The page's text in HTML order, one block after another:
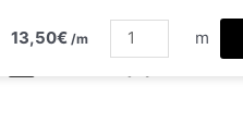
13,50€ /m
double
m